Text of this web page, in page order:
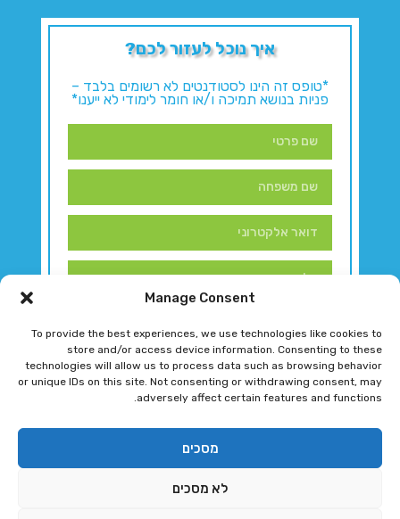
Manage Consent
To provide the best experiences, we use technologies like cookies to
store and/or access device information. Consenting to these
technologies will allow us to process data such as browsing behavior
or unique IDs on this site. Not consenting or withdrawing consent, may
adversely affect certain features and functions.
מסכים
לא מסכים
איך נוכל לעזור לכם?
*טופס זה הינו לסטודנטים לא רשומים בלבד –
פניות בנושא תמיכה ו/או חומר לימודי לא ייענו*